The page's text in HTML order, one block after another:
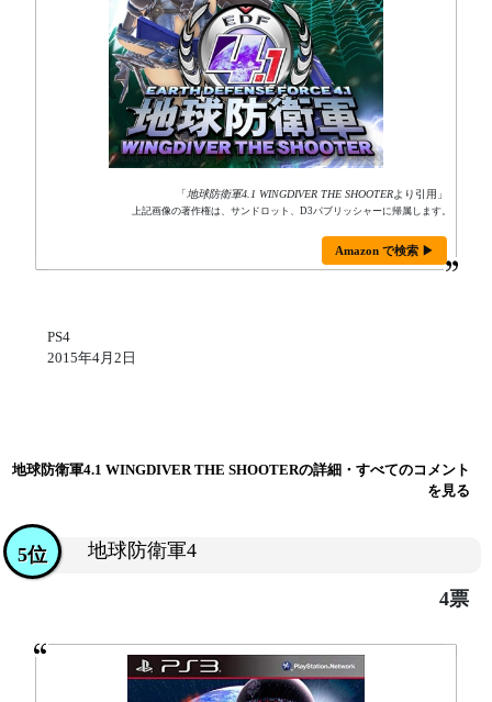
「地球防衛軍4.1 WINGDIVER THE SHOOTERより引用」
上記画像の著作権は、サンドロット、D3パブリッシャーに帰属します。
Amazon で検索 ▶
PS4
2015年4月2日
地球防衛軍4.1 WINGDIVER THE SHOOTERの詳細・すべてのコメント
を見る
地球防衛軍4
5位
4票